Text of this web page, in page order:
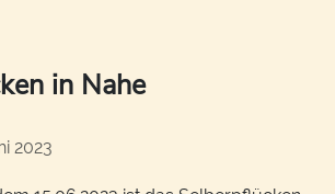
in Nahe
2023